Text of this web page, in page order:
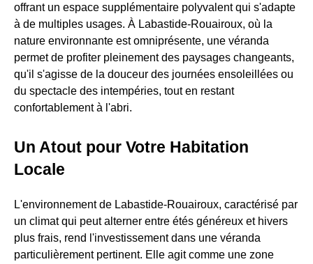
offrant un espace supplémentaire polyvalent qui s'adapte
à de multiples usages. À Labastide-Rouairoux, où la
nature environnante est omniprésente, une véranda
permet de profiter pleinement des paysages changeants,
qu'il s'agisse de la douceur des journées ensoleillées ou
du spectacle des intempéries, tout en restant
confortablement à l'abri.
Un Atout pour Votre Habitation
Locale
L'environnement de Labastide-Rouairoux, caractérisé par
un climat qui peut alterner entre étés généreux et hivers
plus frais, rend l'investissement dans une véranda
particulièrement pertinent. Elle agit comme une zone